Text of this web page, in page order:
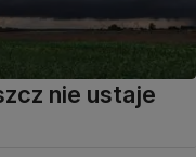
nie ustaje